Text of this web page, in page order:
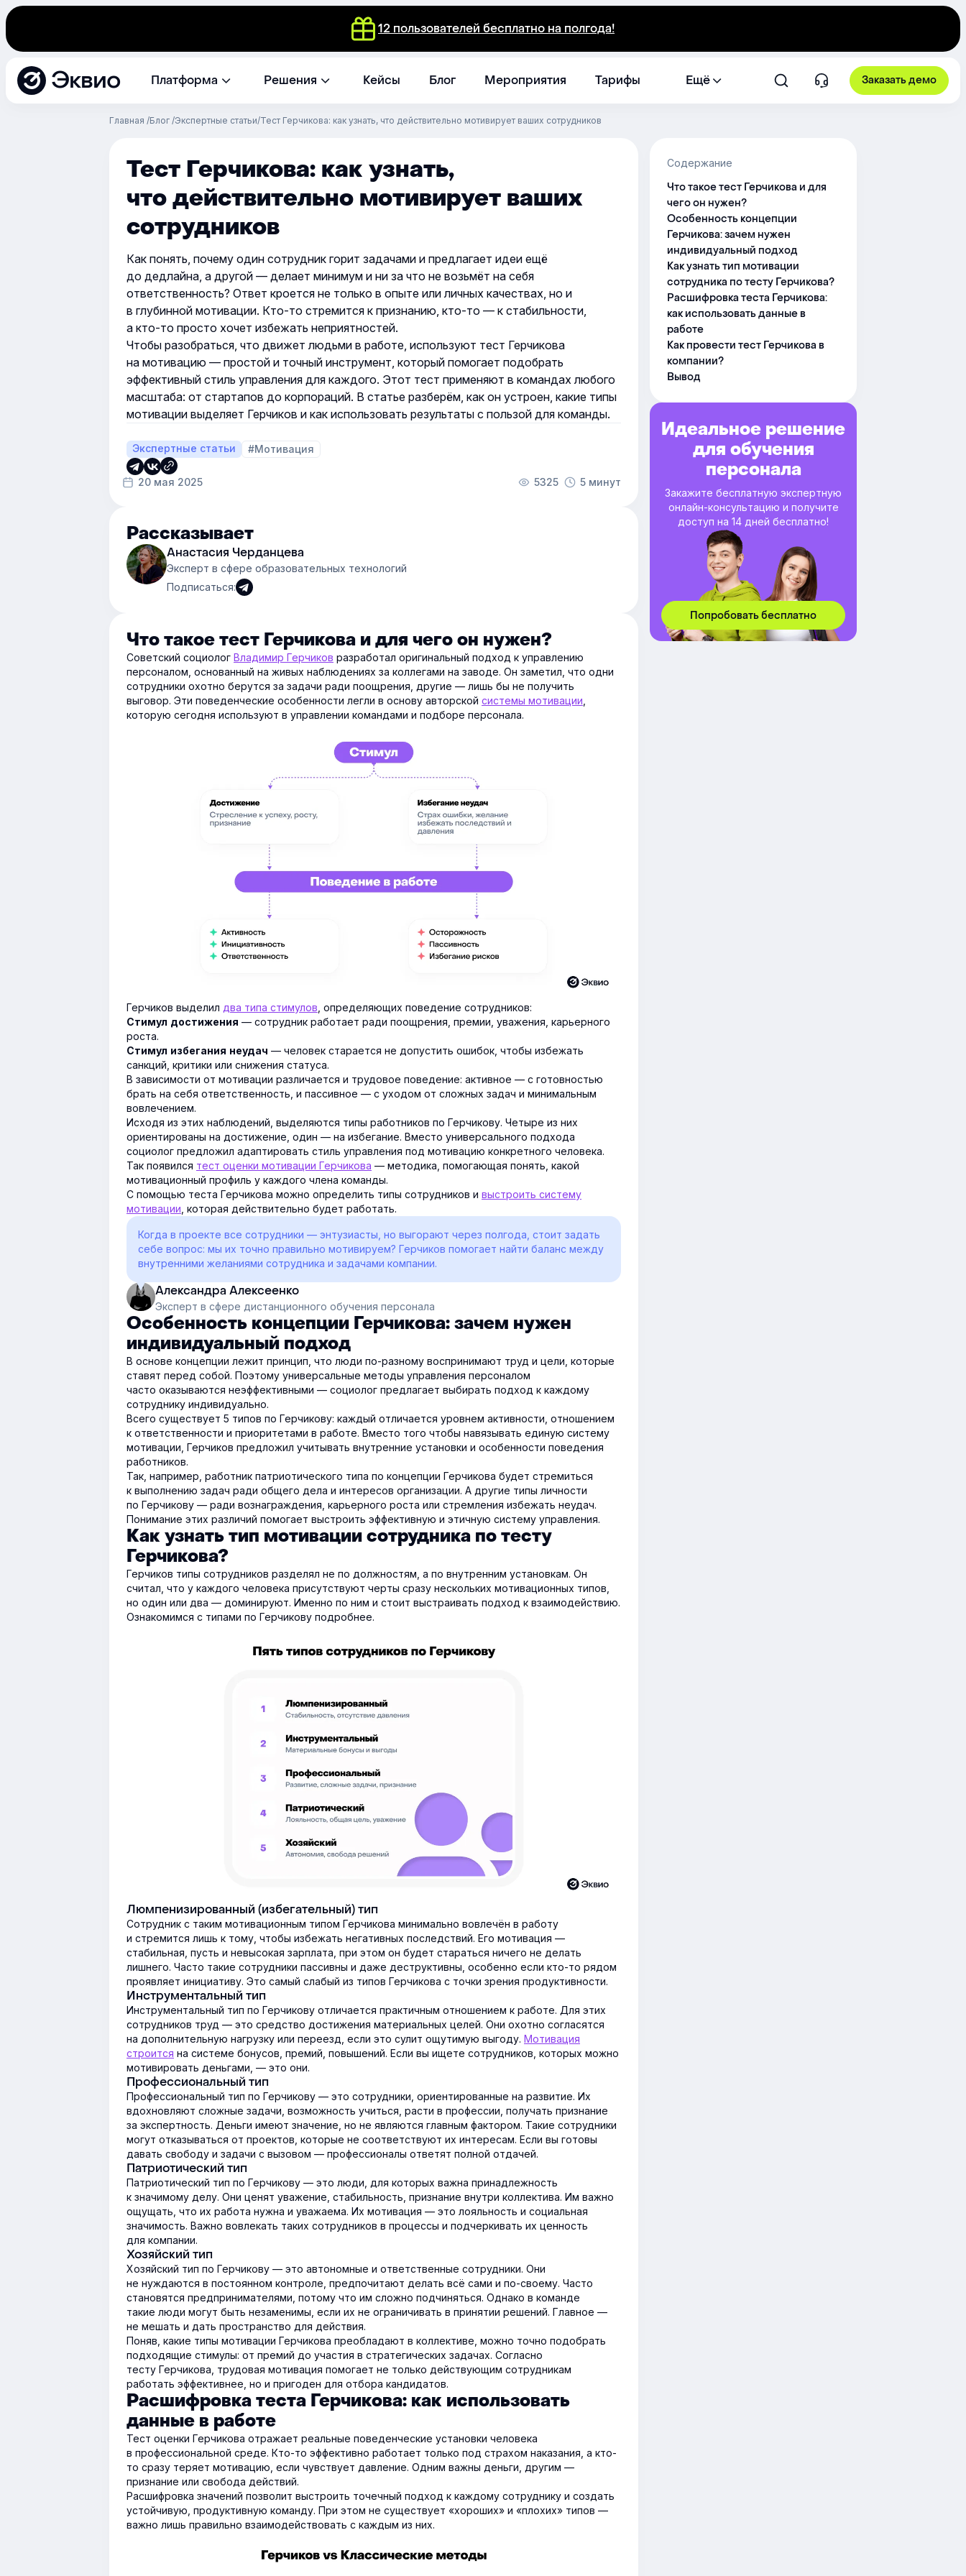
12 пользователей бесплатно на полгода!
Эквио Платформа Решения Кейсы Блог Мероприятия Тарифы Ещё Заказать демо
Главная Блог Экспертные статьи Тест Герчикова: как узнать, что действительно мотивирует ваших сотрудников
Тест Герчикова: как узнать,
что действительно мотивирует ваших
сотрудников
Как понять, почему один сотрудник горит задачами и предлагает идеи ещё
до дедлайна, а другой — делает минимум и ни за что не возьмёт на себя
ответственность? Ответ кроется не только в опыте или личных качествах, но и
в глубинной мотивации. Кто-то стремится к признанию, кто-то — к стабильности,
а кто-то просто хочет избежать неприятностей.
Чтобы разобраться, что движет людьми в работе, используют тест Герчикова
на мотивацию — простой и точный инструмент, который помогает подобрать
эффективный стиль управления для каждого. Этот тест применяют в командах любого
масштаба: от стартапов до корпораций. В статье разберём, как он устроен, какие типы
мотивации выделяет Герчиков и как использовать результаты с пользой для команды.
Экспертные статьи #Мотивация
20 мая 2025 5325 5 минут
Рассказывает
Анастасия Черданцева
Эксперт в сфере образовательных технологий
Подписаться:
Что такое тест Герчикова и для чего он нужен?
Советский социолог Владимир Герчиков разработал оригинальный подход к управлению
персоналом, основанный на живых наблюдениях за коллегами на заводе. Он заметил, что одни
сотрудники охотно берутся за задачи ради поощрения, другие — лишь бы не получить
выговор. Эти поведенческие особенности легли в основу авторской системы мотивации
которую сегодня используют в управлении командами и подборе персонала.
Герчиков выделил два типа стимулов , определяющих поведение сотрудников:
Стимул достижения — сотрудник работает ради поощрения, премии, уважения, карьерного
роста.
Стимул избегания неудач — человек старается не допустить ошибок, чтобы избежать
санкций, критики или снижения статуса.
В зависимости от мотивации различается и трудовое поведение: активное — с готовностью
брать на себя ответственность, и пассивное — с уходом от сложных задач и минимальным
вовлечением.
Исходя из этих наблюдений, выделяются типы работников по Герчикову. Четыре из них
ориентированы на достижение, один — на избегание. Вместо универсального подхода
социолог предложил адаптировать стиль управления под мотивацию конкретного человека.
Так появился тест оценки мотивации Герчикова — методика, помогающая понять, какой
мотивационный профиль у каждого члена команды.
С помощью теста Герчикова можно определить типы сотрудников и выстроить систему
мотивации , которая действительно будет работать.
Когда в проекте все сотрудники — энтузиасты, но выгорают через полгода, стоит задать
себе вопрос: мы их точно правильно мотивируем? Герчиков помогает найти баланс между
внутренними желаниями сотрудника и задачами компании.
Александра Алексеенко
Эксперт в сфере дистанционного обучения персонала
Особенность концепции Герчикова: зачем нужен
индивидуальный подход
В основе концепции лежит принцип, что люди по-разному воспринимают труд и цели, которые
ставят перед собой. Поэтому универсальные методы управления персоналом
часто оказываются неэффективными — социолог предлагает выбирать подход к каждому
сотруднику индивидуально.
Всего существует 5 типов по Герчикову: каждый отличается уровнем активности, отношением
к ответственности и приоритетами в работе. Вместо того чтобы навязывать единую систему
мотивации, Герчиков предложил учитывать внутренние установки и особенности поведения
работников.
Так, например, работник патриотического типа по концепции Герчикова будет стремиться
к выполнению задач ради общего дела и интересов организации. А другие типы личности
по Герчикову — ради вознаграждения, карьерного роста или стремления избежать неудач.
Понимание этих различий помогает выстроить эффективную и этичную систему управления.
Как узнать тип мотивации сотрудника по тесту
Герчикова?
Герчиков типы сотрудников разделял не по должностям, а по внутренним установкам. Он
считал, что у каждого человека присутствуют черты сразу нескольких мотивационных типов,
но один или два — доминируют. Именно по ним и стоит выстраивать подход к взаимодействию.
Ознакомимся с типами по Герчикову подробнее.
Люмпенизированный (избегательный) тип
Сотрудник с таким мотивационным типом Герчикова минимально вовлечён в работу
и стремится лишь к тому, чтобы избежать негативных последствий. Его мотивация —
стабильная, пусть и невысокая зарплата, при этом он будет стараться ничего не делать
лишнего. Часто такие сотрудники пассивны и даже деструктивны, особенно если кто-то рядом
проявляет инициативу. Это самый слабый из типов Герчикова с точки зрения продуктивности.
Инструментальный тип
Инструментальный тип по Герчикову отличается практичным отношением к работе. Для этих
сотрудников труд — это средство достижения материальных целей. Они охотно согласятся
на дополнительную нагрузку или переезд, если это сулит ощутимую выгоду. Мотивация
строится на системе бонусов, премий, повышений. Если вы ищете сотрудников, которых можно
мотивировать деньгами, — это они.
Профессиональный тип
Профессиональный тип по Герчикову — это сотрудники, ориентированные на развитие. Их
вдохновляют сложные задачи, возможность учиться, расти в профессии, получать признание
за экспертность. Деньги имеют значение, но не являются главным фактором. Такие сотрудники
могут отказываться от проектов, которые не соответствуют их интересам. Если вы готовы
давать свободу и задачи с вызовом — профессионалы ответят полной отдачей.
Патриотический тип
Патриотический тип по Герчикову — это люди, для которых важна принадлежность
к значимому делу. Они ценят уважение, стабильность, признание внутри коллектива. Им важно
ощущать, что их работа нужна и уважаема. Их мотивация — это лояльность и социальная
значимость. Важно вовлекать таких сотрудников в процессы и подчеркивать их ценность
для компании.
Хозяйский тип
Хозяйский тип по Герчикову — это автономные и ответственные сотрудники. Они
не нуждаются в постоянном контроле, предпочитают делать всё сами и по-своему. Часто
становятся предпринимателями, потому что им сложно подчиняться. Однако в команде
такие люди могут быть незаменимы, если их не ограничивать в принятии решений. Главное —
не мешать и дать пространство для действия.
Поняв, какие типы мотивации Герчикова преобладают в коллективе, можно точно подобрать
подходящие стимулы: от премий до участия в стратегических задачах. Согласно
тесту Герчикова, трудовая мотивация помогает не только действующим сотрудникам
работать эффективнее, но и пригоден для отбора кандидатов.
Расшифровка теста Герчикова: как использовать
данные в работе
Тест оценки Герчикова отражает реальные поведенческие установки человека
в профессиональной среде. Кто-то эффективно работает только под страхом наказания, а кто-
то сразу теряет мотивацию, если чувствует давление. Одним важны деньги, другим —
признание или свобода действий.
Расшифровка значений позволит выстроить точечный подход к каждому сотруднику и создать
устойчивую, продуктивную команду. При этом не существует «хороших» и «плохих» типов —
важно лишь правильно взаимодействовать с каждым из них.
Содержание
Что такое тест Герчикова и для
чего он нужен?
Особенность концепции
Герчикова: зачем нужен
индивидуальный подход
Как узнать тип мотивации
сотрудника по тесту Герчикова?
Расшифровка теста Герчикова:
как использовать данные в
работе
Как провести тест Герчикова в
компании?
Вывод
Идеальное решение
для обучения
персонала
Закажите бесплатную экспертную
онлайн-консультацию и получите
доступ на 14 дней бесплатно!
Попробовать бесплатно